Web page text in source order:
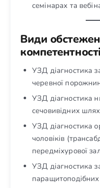
семінарах та
Види
компетентності
УЗД діагностика
черевної
УЗД діагностика
сечовивідних
УЗД діагностика
чоловіків
передміхурової
УЗД діагностика